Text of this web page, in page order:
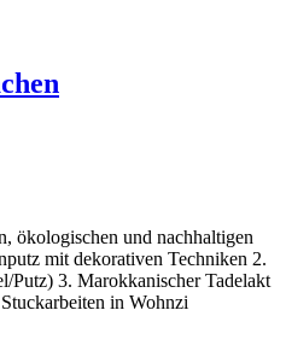
ökologischen und nachhaltigen
mit dekorativen Techniken 2.
Putz) 3. Marokkanischer Tadelakt
in Wohnzi